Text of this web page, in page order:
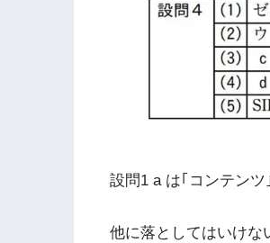
設問1 a は｢コンテン
他に落としてはいけな